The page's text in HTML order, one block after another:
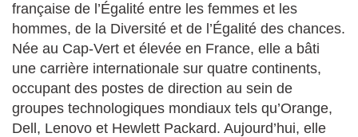
française de l’Égalité entre les femmes et les
hommes, de la Diversité et de l’Égalité des chances.
Née au Cap-Vert et élevée en France, elle a bâti
une carrière internationale sur quatre continents,
occupant des postes de direction au sein de
groupes technologiques mondiaux tels qu’Orange,
Dell, Lenovo et Hewlett Packard. Aujourd’hui, elle